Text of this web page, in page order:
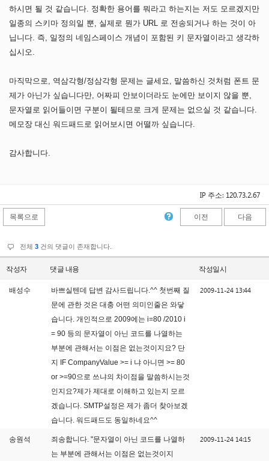
하시면 될 것 같습니다. 정확한 용어를 뭐라고 하는지는 저도 모르겠지만
일종의 스키마 정의일 뿐, 실제로 뭔가 URL 로 전송되거나 하는 것이 아
닙니다. 즉, 일정의 네임스페이스 개념이 포함된 키 문자열이라고 생각하
십시오.
마직막으로, 역삼각형/정삼각형 문제는 글세요, 말씀하신 것처럼 폰트 문
제가 아닌가 싶습니다만, 어짜피 안보이더라도 눈에만 보이지 않을 뿐,
문자열로 읽어들이면 구분이 될테므로 크게 문제는 없으실 것 같습니다.
메모장 대신 워드패드로 읽어보시면 어떨까 싶습니다.
감사합니다.
IP 주소: 120.73.2.67
목록으로 이전 다음
전체 3 건의 댓글이 존재합니다.
작성자 댓글 내용 작성일시
배성수
바쁘실텐데 답변 감사드립니다.^^ 첫번째 질
문에 관한 것은 대충 어떤 의미인줄은 와닿
습니다. 개인적으로 2009에는 i=80 /2010 i
= 90 등의 문자열이 아닌 코드를 나열하는
부분에 관해서는 이점은 없는것이지요? 단
지 IF CompanyValue >= i 냐 아니면 >= 80
or >=90으로 쓰냐의 차이점을 말씀하시는것
인지요?제가 제대로 이해하고 있는지 모르
겠습니다. SMTP설정은 제가 좀더 찾아보겠
습니다. 워드패드도 동일하네요^^
2009-11-24 13:44
송원석
죄송합니다. "문자열이 아닌 코드를 나열하
는 부분에 관해서는 이점은 없는것이지
2009-11-24 14:15